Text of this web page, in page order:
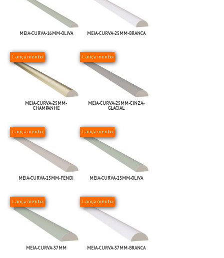
MEIA-CURVA-16MM-OLIVA MEIA-CURVA-25MM-BRANCA
Lançamento
MEIA-CURVA-25MM-
CHAMPANHE
Lançamento
MEIA-CURVA-25MM-CINZA-
GLACIAL
Lançamento
MEIA-CURVA-25MM-FENDI
Lançamento
MEIA-CURVA-25MM-OLIVA
Lançamento
MEIA-CURVA-37MM
Lançamento
MEIA-CURVA-37MM-BRANCA